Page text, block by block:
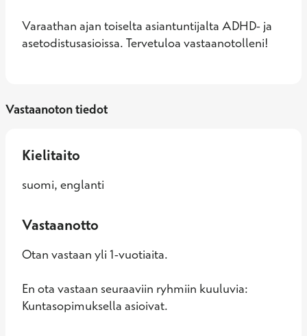
Varaathan ajan toiselta asiantuntijalta ADHD- ja
asetodistusasioissa. Tervetuloa vastaanotolleni!
Vastaanoton tiedot
Kielitaito
suomi, englanti
Vastaanotto
Otan vastaan yli 1-vuotiaita.
En ota vastaan seuraaviin ryhmiin kuuluvia:
Kuntasopimuksella asioivat.